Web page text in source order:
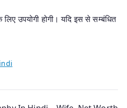
उपयोगी होगी। यदि इस से सम्बंधित